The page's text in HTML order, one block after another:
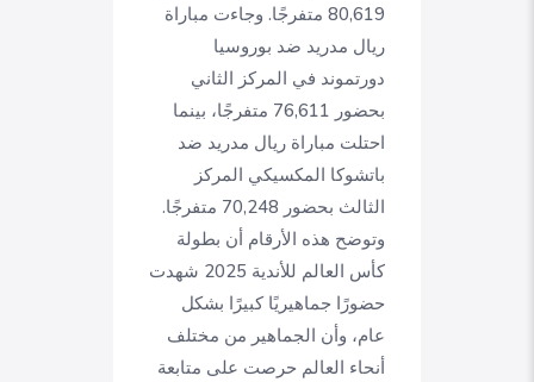
80,619 متفرجًا. وجاءت مباراة
ريال مدريد ضد بوروسيا
دورتموند في المركز الثاني
بحضور 76,611 متفرجًا، بينما
احتلت مباراة ريال مدريد ضد
باتشوكا المكسيكي المركز
الثالث بحضور 70,248 متفرجًا.
وتوضح هذه الأرقام أن بطولة
كأس العالم للأندية 2025 شهدت
حضورًا جماهيريًا كبيرًا بشكل
عام، وأن الجماهير من مختلف
أنحاء العالم حرصت على متابعة